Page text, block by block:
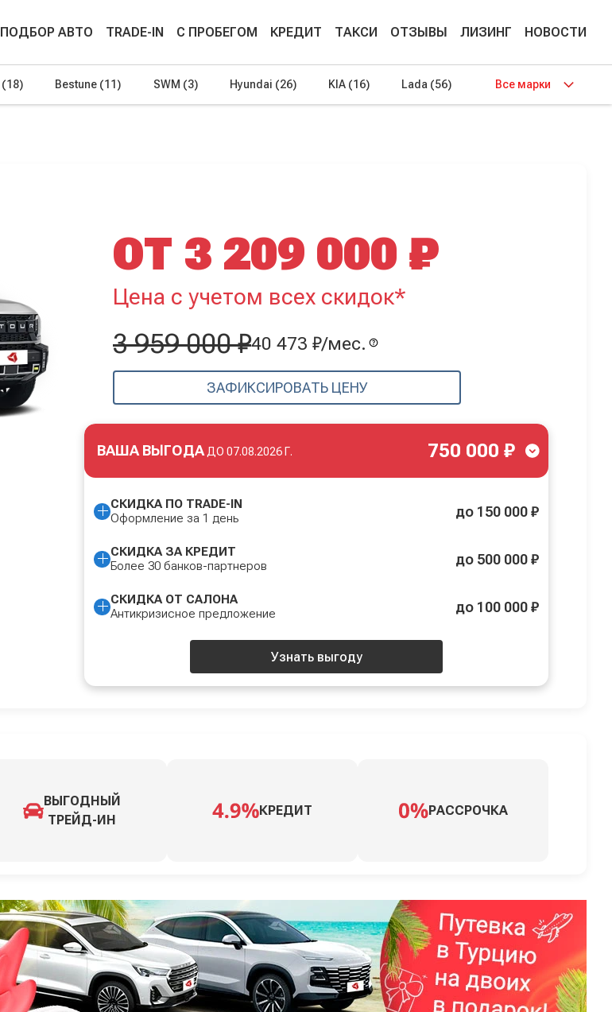
ПОДБОР АВТО TRADE-IN С ПРОБЕГОМ КРЕДИТ ТАКСИ ОТЗЫВЫ ЛИЗИНГ НОВОСТИ
(18) Bestune (11) SWM (3) Hyundai (26) KIA (16) Lada (56) Все марки
ОТ 3 209 000 ₽
Цена с учетом всех скидок*
3 959 000 ₽40 473 ₽/мес.
ЗАФИКСИРОВАТЬ ЦЕНУ
ВАША ВЫГОДА ДО 07.08.2026 Г. 750 000 ₽
СКИДКА ПО TRADE-IN
Оформление за 1 день
до 150 000 ₽
СКИДКА ЗА КРЕДИТ
Более 30 банков-партнеров
до 500 000 ₽
СКИДКА ОТ САЛОНА
Антикризисное предложение
до 100 000 ₽
Узнать выгоду
ВЫГОДНЫЙ
ТРЕЙД-ИН
КРЕДИТ РАССРОЧКА